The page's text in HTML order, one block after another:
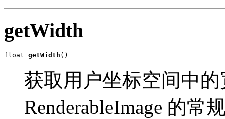
getWidth
float getWidth ()
获取用户坐标空间中
RenderableImage 的